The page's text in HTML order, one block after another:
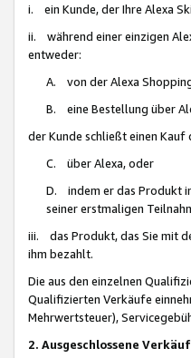
i. ein Kunde, der Ihre Alexa
ii. während einer einzigen
entweder:
A. von der Alexa
B. eine Bestellung über
der Kunde schließt einen
C. über Alexa, oder
D. indem er das Produkt
seiner erstmaligen
iii. das Produkt, das Sie mit
ihm bezahlt.
Die aus den einzelnen
Qualifizierten Verkäufe
Mehrwertsteuer),
2. Ausgeschlossene